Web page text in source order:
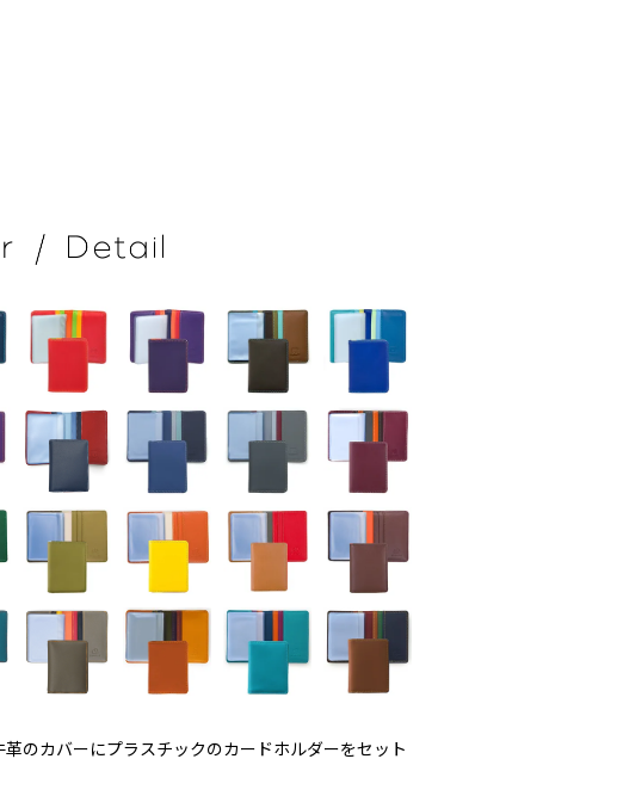
革のカバーにプラスチックのカードホルダーをセット